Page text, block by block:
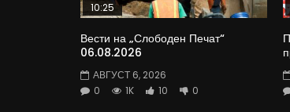
10:25
Вести на „Слободен Печат“
06.08.2026
АВГУСТ 6, 2026
0
1K 10 0